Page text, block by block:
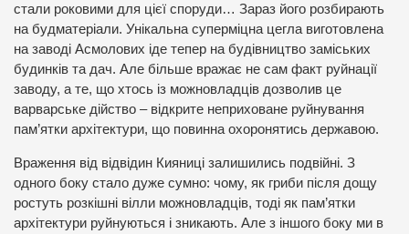
стали роковими для цієї споруди… Зараз його розбирають
на будматеріали. Унікальна суперміцна цегла виготовлена
на заводі Асмолових іде тепер на будівництво заміських
будинків та дач. Але більше вражає не сам факт руйнації
заводу, а те, що хтось із можновладців дозволив це
варварське дійство – відкрите неприховане руйнування
пам’ятки архітектури, що повинна охоронятись державою.
Враження від відвідин Кияниці залишились подвійні. З
одного боку стало дуже сумно: чому, як гриби після дощу
ростуть розкішні вілли можновладців, тоді як пам’ятки
архітектури руйнуються і зникають. Але з іншого боку ми в